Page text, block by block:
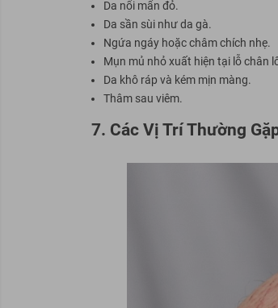
Da nổi mẩn đỏ.
Da sần sùi như da gà.
Ngứa ngáy hoặc châm chích nhẹ.
Mụn mủ nhỏ xuất hiện tại lỗ chân
Da khô ráp và kém mịn màng.
Thâm sau viêm.
7. Các Vị Trí Thường